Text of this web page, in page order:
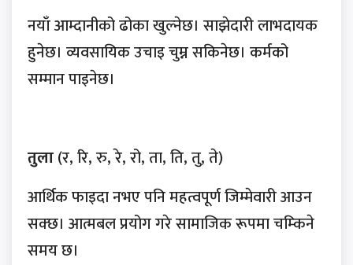
नयाँ आम्दानीको ढोका खुल्नेछ। साझेदारी लाभदायक
हुनेछ। व्यवसायिक उचाइ चुम्न सकिनेछ। कर्मको
सम्मान पाइनेछ।
तुला(र, रि, रु, रे, रो, ता, ति, तु, ते)
आर्थिक फाइदा नभए पनि महत्वपूर्ण जिम्मेवारी आउन
सक्छ। आत्मबल प्रयोग गरे सामाजिक रूपमा चम्किने
समय छ।